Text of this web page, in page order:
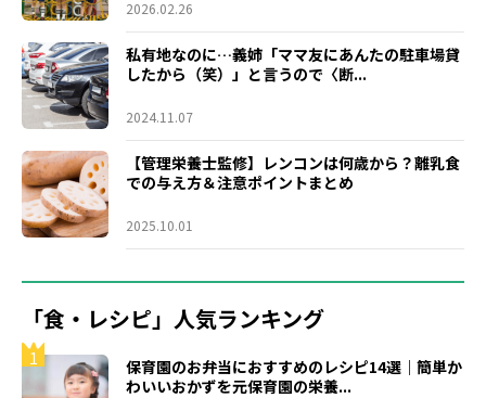
2026.02.26
私有地なのに…義姉「ママ友にあんたの駐車場貸
したから（笑）」と言うので〈断...
2024.11.07
【管理栄養士監修】レンコンは何歳から？離乳食
での与え方＆注意ポイントまとめ
2025.10.01
「食・レシピ」人気ランキング
1
保育園のお弁当におすすめのレシピ14選｜簡単か
わいいおかずを元保育園の栄養...